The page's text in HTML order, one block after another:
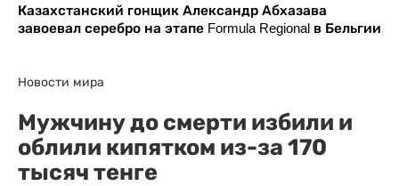
Казахстанский гонщик Александр Абхазава
завоевал серебро на этапе Formula Regional в Бельгии
Новости мира
Мужчину до смерти избили и
облили кипятком из-за 170
тысяч тенге